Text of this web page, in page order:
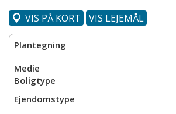
VIS PÅ KORT VIS LEJEMÅL